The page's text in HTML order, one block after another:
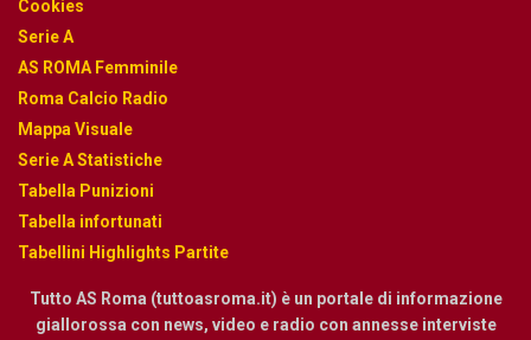
Cookies
Serie A
AS ROMA Femminile
Roma Calcio Radio
Mappa Visuale
Serie A Statistiche
Tabella Punizioni
Tabella infortunati
Tabellini Highlights Partite
Tutto AS Roma (tuttoasroma.it) è un portale di informazione
giallorossa con news, video e radio con annesse interviste